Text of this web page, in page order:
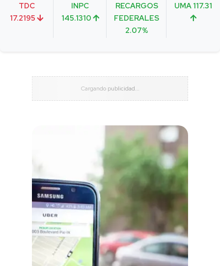
TDC
17.2195
INPC
145.1310
RECARGOS
FEDERALES
2.07%
UMA 117.31